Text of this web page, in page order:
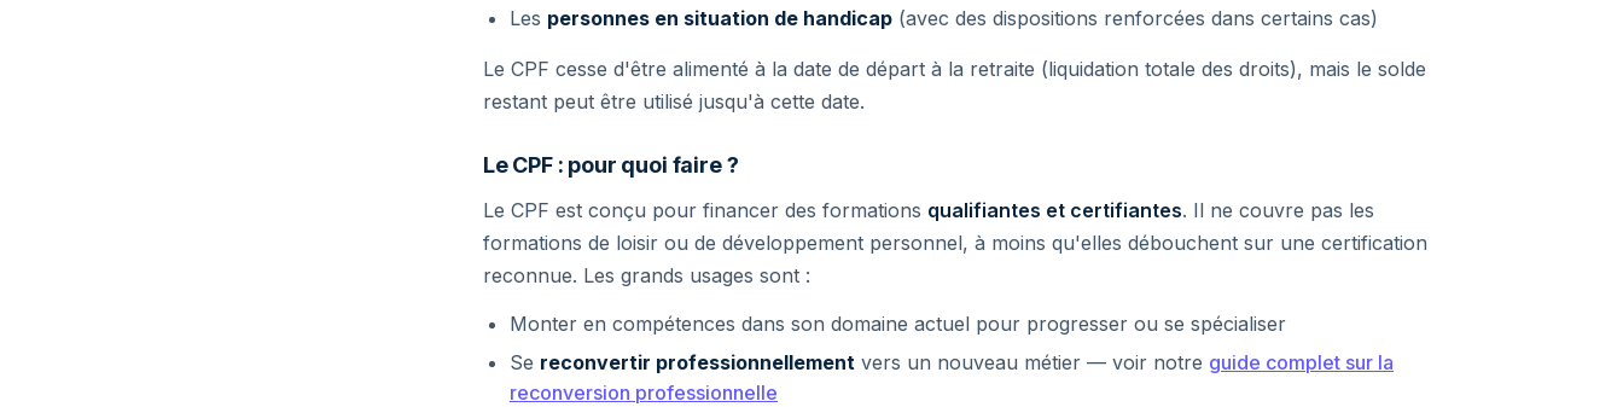
Les personnes en situation de handicap (avec des dispositions renforcées dans certains cas)
Le CPF cesse d'être alimenté à la date de départ à la retraite (liquidation totale des droits), mais le solde
restant peut être utilisé jusqu'à cette date.
Le CPF : pour quoi faire ?
Le CPF est conçu pour financer des formations qualifiantes et certifiantes. Il ne couvre pas les
formations de loisir ou de développement personnel, à moins qu'elles débouchent sur une certification
reconnue. Les grands usages sont :
Monter en compétences dans son domaine actuel pour progresser ou se spécialiser
Se reconvertir professionnellement vers un nouveau métier — voir notre guide complet sur la
reconversion professionnelle